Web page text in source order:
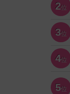
2位
3位
4位
5位